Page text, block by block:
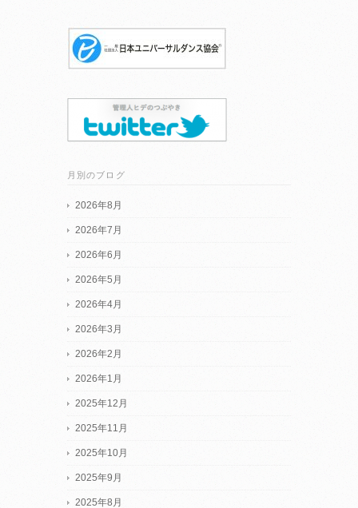
月別のブログ
2026年8月
2026年7月
2026年6月
2026年5月
2026年4月
2026年3月
2026年2月
2026年1月
2025年12月
2025年11月
2025年10月
2025年9月
2025年8月